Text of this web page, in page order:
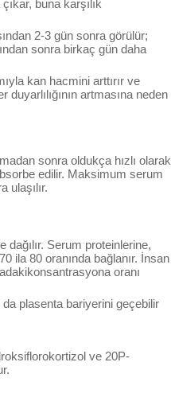
buna karşılık
2-3 gün sonra görülür;
sonra birkaç gün daha
kan hacmini arttırır ve
duyarlılığının artmasına neden
sonra oldukça hızlı olarak
edilir. Maksimum serum
ulaşılır.
Serum proteinlerine,
ila 80 oranında bağlanır. İnsan
oranı
plasenta bariyerini geçebilir
ve 20P-